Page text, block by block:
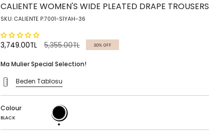
CALIENTE WOMEN'S WIDE PLEATED DRAPE TROUSERS
SKU: CALIENTE P.7001-SİYAH-36
3,749.00TL
Regular
5,355.00TL 30% OFF
Ma Mulier Special Selection!
Beden Tablosu
Colour
BLACK
BLACK